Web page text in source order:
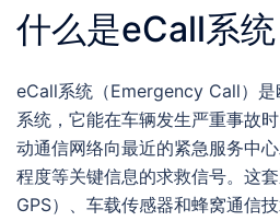
什么是eCall系统
eCall系统（Emergency Call）是
系统，它能在车辆发生严重事故
动通信网络向最近的紧急服务中
程度等关键信息的求救信号。这
GPS）、车载传感器和蜂窝通信